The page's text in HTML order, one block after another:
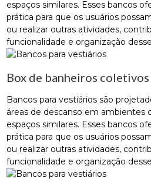
espaços similares. Esses bancos
prática para que os usuários
ou realizar outras atividades,
funcionalidade e organização
Box de banheiros coletivos
Bancos para vestiários são
áreas de descanso em ambientes
espaços similares. Esses bancos
prática para que os usuários
ou realizar outras atividades,
funcionalidade e organização